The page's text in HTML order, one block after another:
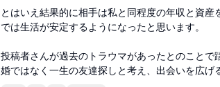
とはいえ結果的に相手は私と同程度の年収と資
では生活が安定するようになったと思います。
投稿者さんが過去のトラウマがあったとのこと
婚ではなく一生の友達探しと考え、出会いを広げ